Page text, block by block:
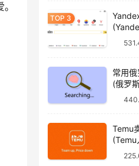
常用
(俄罗
Temu
(Temu